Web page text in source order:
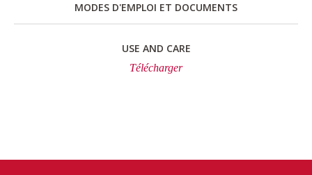
MODES D'EMPLOI ET DOCUMENTS
USE AND CARE
Télécharger